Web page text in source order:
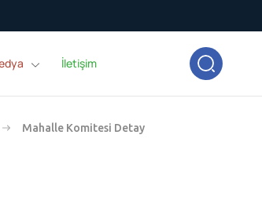
İletişim
Mahalle Komitesi Detay